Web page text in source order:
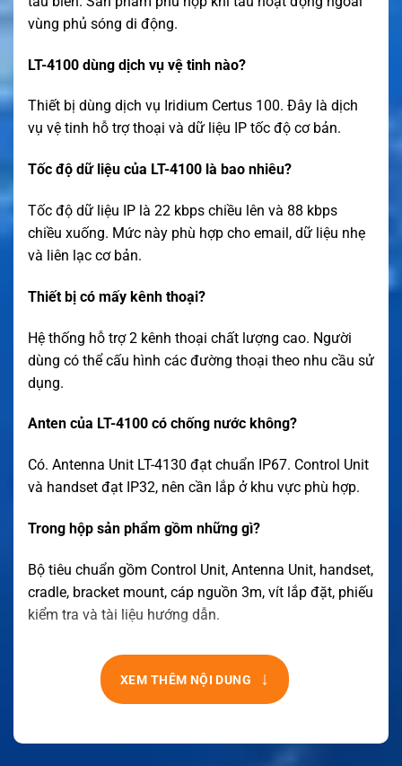
vùng phủ sóng di động.
LT-4100 dùng dịch vụ vệ tinh nào?
Thiết bị dùng dịch vụ Iridium Certus 100. Đây là dịch
vụ vệ tinh hỗ trợ thoại và dữ liệu IP tốc độ cơ bản.
Tốc độ dữ liệu của LT-4100 là bao nhiêu?
Tốc độ dữ liệu IP là 22 kbps chiều lên và 88 kbps
chiều xuống. Mức này phù hợp cho email, dữ liệu nhẹ
và liên lạc cơ bản.
Thiết bị có mấy kênh thoại?
Hệ thống hỗ trợ 2 kênh thoại chất lượng cao. Người
dùng có thể cấu hình các đường thoại theo nhu cầu sử
dụng.
Anten của LT-4100 có chống nước không?
Có. Antenna Unit LT-4130 đạt chuẩn IP67. Control Unit
và handset đạt IP32, nên cần lắp ở khu vực phù hợp.
Trong hộp sản phẩm gồm những gì?
Bộ tiêu chuẩn gồm Control Unit, Antenna Unit, handset,
cradle, bracket mount, cáp nguồn 3m, vít lắp đặt, phiếu
kiểm tra và tài liệu hướng dẫn.
XEM THÊM NỘI DUNG ↓